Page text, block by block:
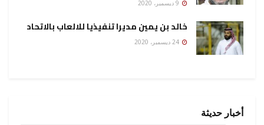
خالد بن يمين مديرا تنفيذيا للالعاب بالاتحاد
أخبار حديثة